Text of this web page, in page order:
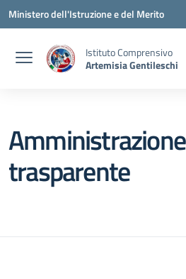
Vai ai contenuti
Vai al menu di navigazione
Vai al footer
Ministero dell'Istruzione e del Merito
Istituto Comprensivo
Artemisia Gentileschi
Amministrazione
trasparente